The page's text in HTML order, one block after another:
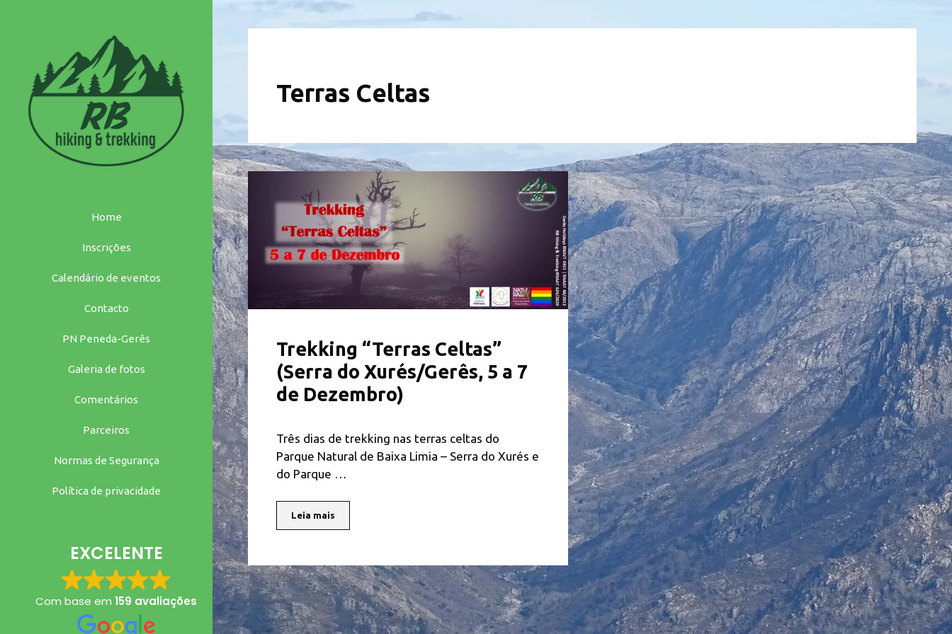
para
Home
Inscrições
Calendário de eventos
Contacto
PN Peneda-Gerês
Galeria de fotos
Comentários
Parceiros
Normas de Segurança
Política de privacidade
EXCELENTE
Com base em 159 avaliações
Terras Celtas
Trekking “Terras Celtas”
(Serra do Xurés/Gerês, 5 a 7
de Dezembro)
Três dias de trekking nas terras celtas do
Parque Natural de Baixa Limia – Serra do Xurés e
do Parque …
Leia mais